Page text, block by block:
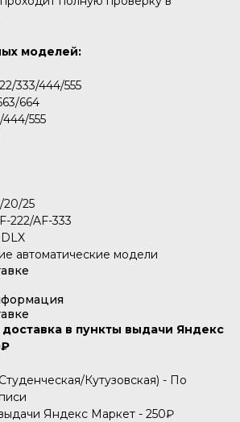
моделей:
333/444/555
664
444/555
20/25
222/AF-333
автоматические модели
в пункты выдачи Яндекс
Кутузовская) - По
Яндекс Маркет - 250₽